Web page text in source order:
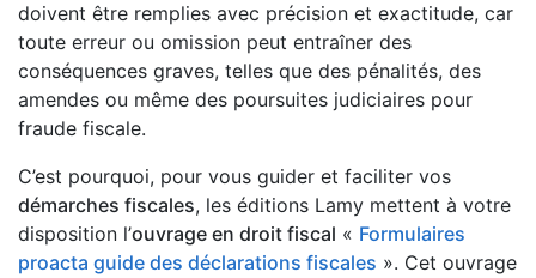
doivent être remplies avec précision et exactitude, car
toute erreur ou omission peut entraîner des
conséquences graves, telles que des pénalités, des
amendes ou même des poursuites judiciaires pour
fraude fiscale.
C’est pourquoi, pour vous guider et faciliter vos
démarches fiscales, les éditions Lamy mettent à votre
disposition l’ouvrage en droit fiscal « Formulaires
proacta guide des déclarations fiscales ». Cet ouvrage